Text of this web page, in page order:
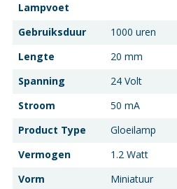
Lampvoet
Gebruiksduur
1000 uren
Lengte
20 mm
Spanning
24 Volt
Stroom
50 mA
Product Type
Gloeilamp
Vermogen
1.2 Watt
Vorm
Miniatuur